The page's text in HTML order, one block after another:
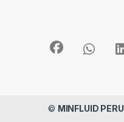
© MINFLUID PERU